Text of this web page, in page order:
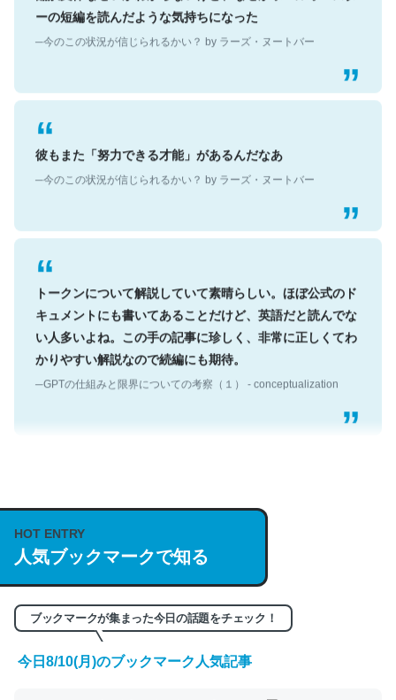
ーの短編を読んだような気持ちになった
─今のこの状況が信じられるかい？ by ラーズ・ヌートバー
彼もまた「努力できる才能」があるんだなあ
─今のこの状況が信じられるかい？ by ラーズ・ヌートバー
トークンについて解説していて素晴らしい。ほぼ公式のド
キュメントにも書いてあることだけど、英語だと読んでな
い人多いよね。この手の記事に珍しく、非常に正しくてわ
かりやすい解説なので続編にも期待。
─GPTの仕組みと限界についての考察（１） - conceptualization
説してる記事が少ないので貴重な良記事。/続編来た
https://isobe324649.hatenablog.com/entry/2023/03/27
/064121
─GPTの仕組みと限界についての考察（１） - conceptualization
HOT ENTRY
人気ブックマークで知る
ブックマークが集まった今日の話題をチェック！
今日8/10(月)のブックマーク人気記事